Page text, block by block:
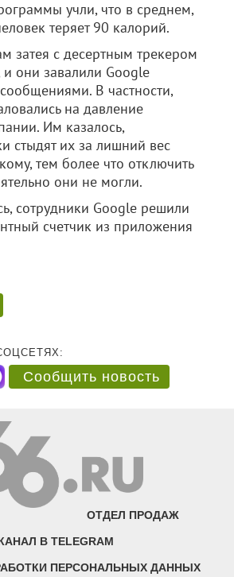
учли, что в среднем,
теряет 90 калорий.
затея с десертным трекером
и они завалили Google
В частности,
на давление
Им казалось,
стыдят их за лишний вес
тем более что отключить
они не могли.
сотрудники Google решили
счетчик из приложения
Сообщить новость
ОТДЕЛ ПРОДАЖ
В TELEGRAM
ПЕРСОНАЛЬНЫХ ДАННЫХ